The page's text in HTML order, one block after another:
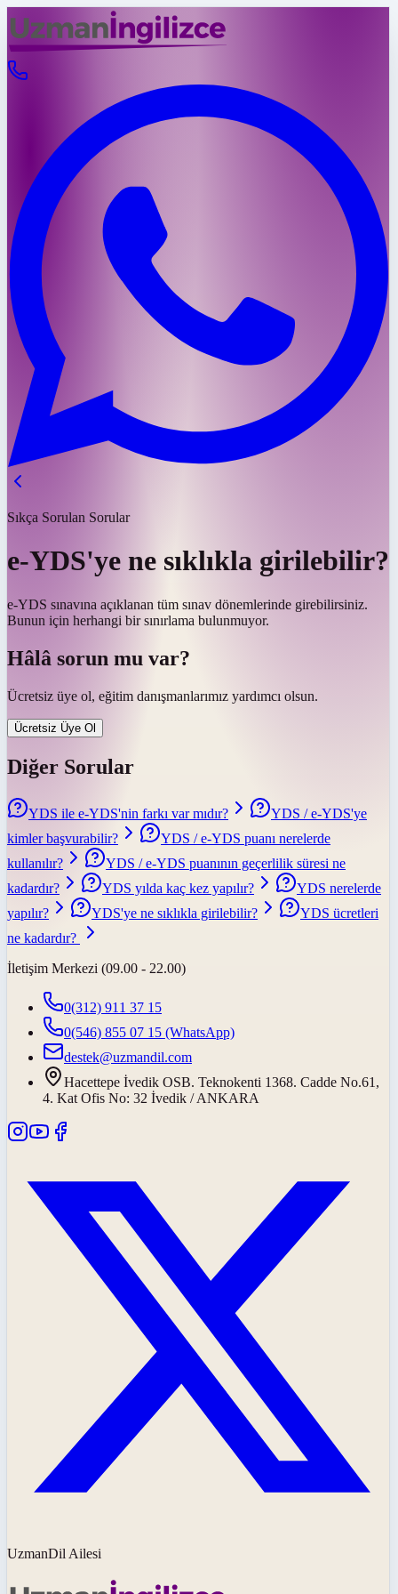
Sıkça Sorulan Sorular
e-YDS'ye ne sıklıkla girilebilir?
e-YDS sınavına açıklanan tüm sınav dönemlerinde girebilirsiniz.
Bunun için herhangi bir sınırlama bulunmuyor.
Hâlâ sorun mu var?
Ücretsiz üye ol, eğitim danışmanlarımız yardımcı olsun.
Ücretsiz Üye Ol
Diğer Sorular
YDS ile e-YDS'nin farkı var mıdır?
YDS / e-YDS'ye
kimler başvurabilir?
YDS / e-YDS puanı nerelerde
kullanılır?
YDS / e-YDS puanının geçerlilik süresi ne
kadardır?
YDS yılda kaç kez yapılır?
YDS nerelerde
yapılır?
YDS'ye ne sıklıkla girilebilir?
YDS ücretleri
ne kadardır?
İletişim Merkezi (09.00 - 22.00)
0(312) 911 37 15
0(546) 855 07 15 (WhatsApp)
destek@uzmandil.com
Hacettepe İvedik OSB. Teknokenti 1368. Cadde No.61,
4. Kat Ofis No: 32 İvedik / ANKARA
UzmanDil Ailesi